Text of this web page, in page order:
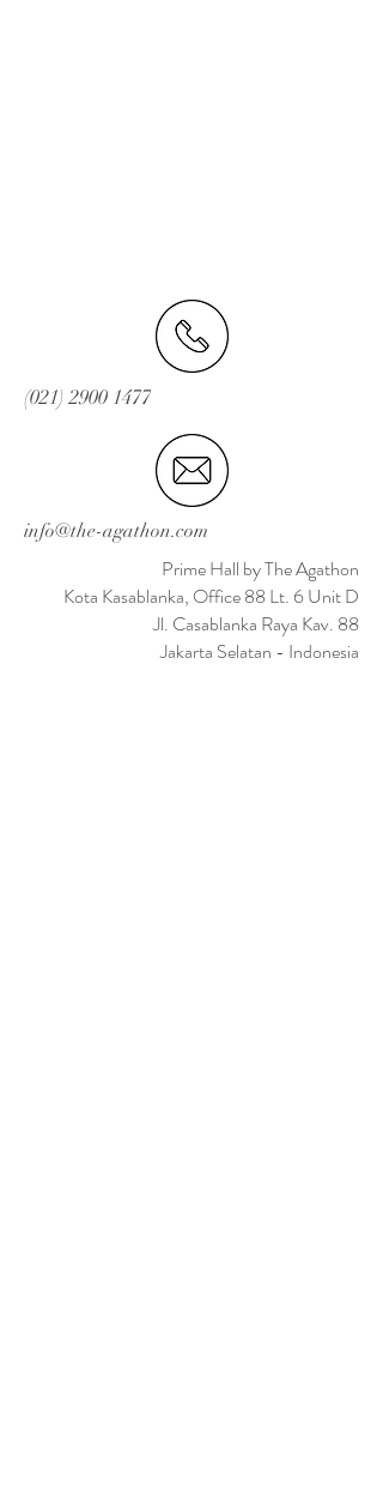
(021) 2900 1477
info@the-agathon.com
Prime Hall by The Agathon
Kota Kasablanka, Office 88 Lt. 6 Unit D
Jl. Casablanka Raya Kav. 88
Jakarta Selatan - Indonesia